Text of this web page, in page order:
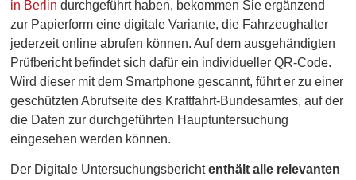
in Berlin durchgeführt haben, bekommen Sie ergänzend
zur Papierform eine digitale Variante, die Fahrzeughalter
jederzeit online abrufen können. Auf dem ausgehändigten
Prüfbericht befindet sich dafür ein individueller QR-Code.
Wird dieser mit dem Smartphone gescannt, führt er zu einer
geschützten Abrufseite des Kraftfahrt-Bundesamtes, auf der
die Daten zur durchgeführten Hauptuntersuchung
eingesehen werden können.
Der Digitale Untersuchungsberichtenthält alle relevanten